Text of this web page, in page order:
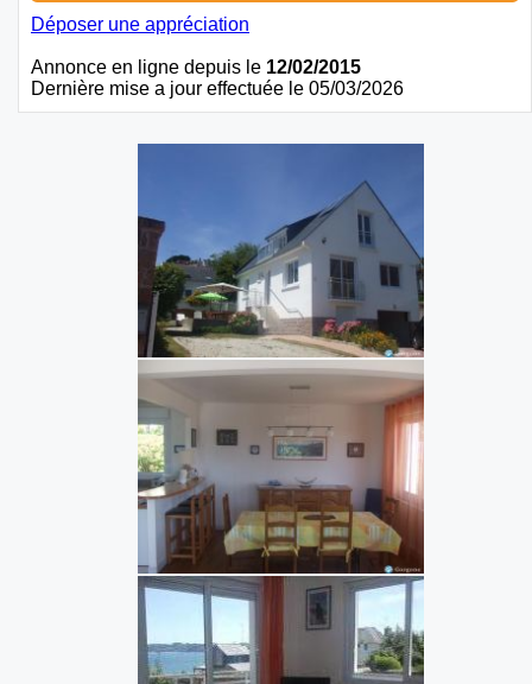
Déposer une appréciation
Annonce en ligne depuis le 12/02/2015
Dernière mise a jour effectuée le 05/03/2026